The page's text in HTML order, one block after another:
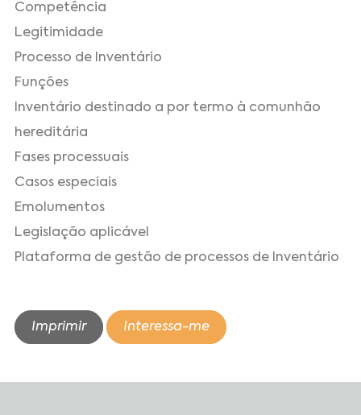
Competência
Legitimidade
Processo de Inventário
Funções
Inventário destinado a por termo à comunhão
hereditária
Fases processuais
Casos especiais
Emolumentos
Legislação aplicável
Plataforma de gestão de processos de Inventário
Imprimir Interessa-me